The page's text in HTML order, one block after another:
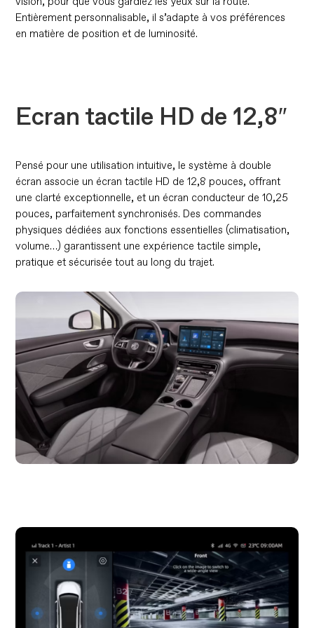
Entièrement personnalisable, il s’adapte à vos préférences
en matière de position et de luminosité.
Ecran tactile HD de 12,8″
Pensé pour une utilisation intuitive, le système à double
écran associe un écran tactile HD de 12,8 pouces, offrant
une clarté exceptionnelle, et un écran conducteur de 10,25
pouces, parfaitement synchronisés. Des commandes
physiques dédiées aux fonctions essentielles (climatisation,
volume…) garantissent une expérience tactile simple,
pratique et sécurisée tout au long du trajet.